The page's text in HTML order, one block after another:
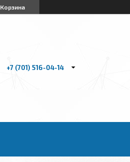
Корзина
+7 (701) 516-04-14